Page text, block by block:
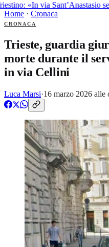
«In via Sant’Anastasio
Home · Cronaca
CRONACA
Trieste, guardia
morte durante il
in via Cellini
Luca Marsi·16 marzo 2026 alle